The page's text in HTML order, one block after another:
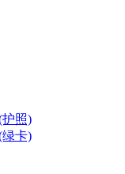
照)
卡)